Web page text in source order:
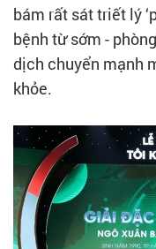
bám rất sát triết lý
bệnh từ sớm -
dịch chuyển mạnh
khỏe.